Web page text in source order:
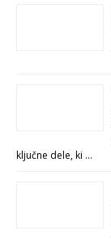
ključne dele, ki …